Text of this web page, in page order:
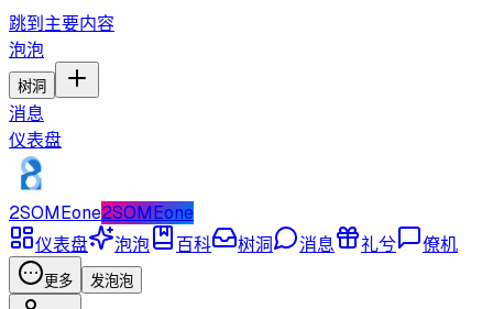
跳到主要内容
泡泡
树洞
消息
仪表盘
2SOMEone2SOMEone
仪表盘
泡泡 百科 树洞 消息 礼兮 僚机
更多 发泡泡